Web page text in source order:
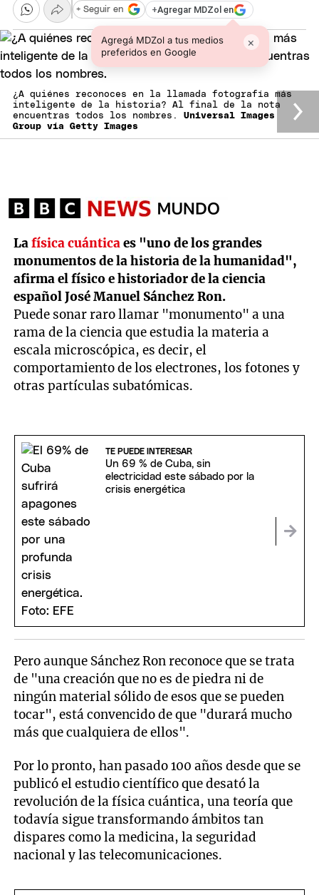
+Agregar MDZol en
Agregá MDZol a tus medios
preferidos en Google
×
+ Seguir en
¿A quiénes reconoces en la llamada fotografía más
inteligente de la historia? Al final de la nota
encuentras todos los nombres. Universal Images
Group vía Getty Images
Lafísica cuánticaes "uno de los grandes
monumentos de la historia de la humanidad",
afirma el físico e historiador de la ciencia
español José Manuel Sánchez Ron.
Puede sonar raro llamar "monumento" a una
rama de la ciencia que estudia la materia a
escala microscópica, es decir, el
comportamiento de los electrones, los fotones y
otras partículas subatómicas.
TE PUEDE INTERESAR
Un 69 % de Cuba, sin
electricidad este sábado por la
crisis energética
Pero aunque Sánchez Ron reconoce que se trata
de "una creación que no es de piedra ni de
ningún material sólido de esos que se pueden
tocar", está convencido de que "durará mucho
más que cualquiera de ellos".
Por lo pronto, han pasado 100 años desde que se
publicó el estudio científico que desató la
revolución de la física cuántica, una teoría que
todavía sigue transformando ámbitos tan
dispares como la medicina, la seguridad
nacional y las telecomunicaciones.